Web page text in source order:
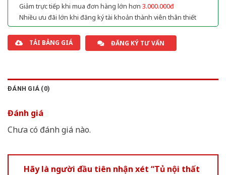
Giảm trực tiếp khi mua đơn hàng lớn hơn 3.000.000đ
Nhiều ưu đãi lớn khi đăng ký tài khoản thành viên thân thiết
TẢI BẢNG GIÁ ĐĂNG KÝ TƯ VẤN
ĐÁNH GIÁ (0)
Đánh giá
Chưa có đánh giá nào.
Hãy là người đầu tiên nhận xét “Tủ nội thất